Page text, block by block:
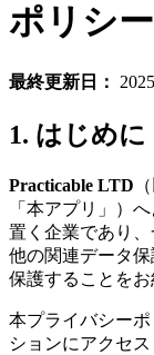
ポリシー
最終更新日：
1. はじめに
Practicable LTD
「本アプリ」）
置く企業であり
他の関連データ
保護することをお
本プライバシーポ
ションにアクセ